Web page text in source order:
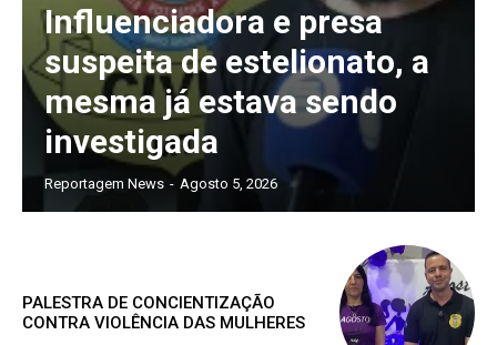
Influenciadora e presa
suspeita de estelionato, a
mesma já estava sendo
investigada
Reportagem News - Agosto 5, 2026
PALESTRA DE CONCIENTIZAÇÃO
CONTRA VIOLÊNCIA DAS MULHERES